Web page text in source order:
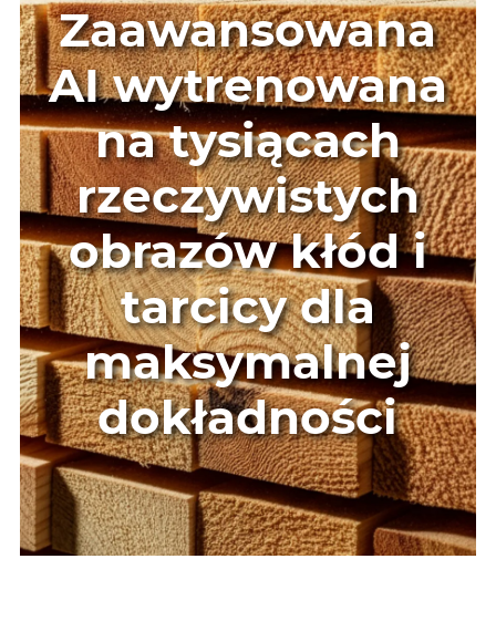
Zaawansowana
AI wytrenowana
na tysiącach
rzeczywistych
obrazów kłód i
tarcicy dla
maksymalnej
dokładności